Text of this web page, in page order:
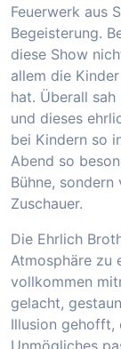
Feuerwerk aus
Begeisterung.
diese Show
allem die
hat. Überall
und dieses
bei Kindern so
Abend so
Bühne,
Zuschauer.
Die Ehrlich
Atmosphäre zu
vollkommen
gelacht,
Illusion gehofft,
Unmögliches